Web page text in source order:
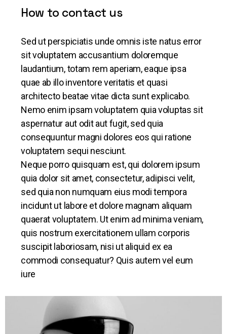
How to contact us
Sed ut perspiciatis unde omnis iste natus error
sit voluptatem accusantium doloremque
laudantium, totam rem aperiam, eaque ipsa
quae ab illo inventore veritatis et quasi
architecto beatae vitae dicta sunt explicabo.
Nemo enim ipsam voluptatem quia voluptas sit
aspernatur aut odit aut fugit, sed quia
consequuntur magni dolores eos qui ratione
voluptatem sequi nesciunt.
Neque porro quisquam est, qui dolorem ipsum
quia dolor sit amet, consectetur, adipisci velit,
sed quia non numquam eius modi tempora
incidunt ut labore et dolore magnam aliquam
quaerat voluptatem. Ut enim ad minima veniam,
quis nostrum exercitationem ullam corporis
suscipit laboriosam, nisi ut aliquid ex ea
commodi consequatur? Quis autem vel eum
iure